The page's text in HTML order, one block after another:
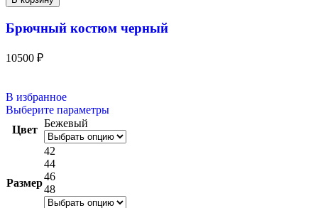
Брючный костюм черный
10500 ₽
В избранное
Выберите параметры
Цвет
Бежевый
Размер
42
44
46
48